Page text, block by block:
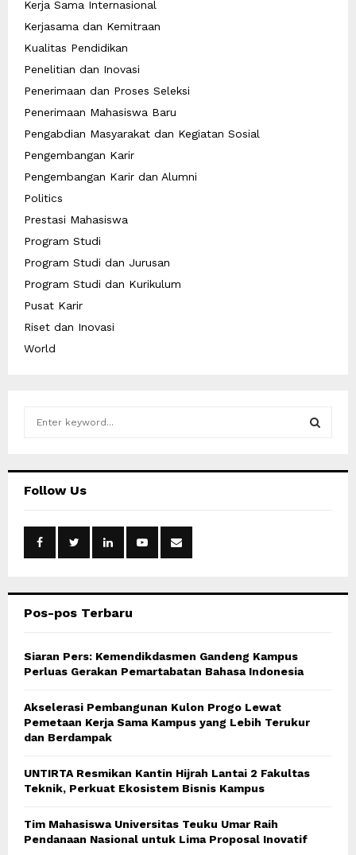
Kerja Sama Internasional
Kerjasama dan Kemitraan
Kualitas Pendidikan
Penelitian dan Inovasi
Penerimaan dan Proses Seleksi
Penerimaan Mahasiswa Baru
Pengabdian Masyarakat dan Kegiatan Sosial
Pengembangan Karir
Pengembangan Karir dan Alumni
Politics
Prestasi Mahasiswa
Program Studi
Program Studi dan Jurusan
Program Studi dan Kurikulum
Pusat Karir
Riset dan Inovasi
World
hFollow Us
Pos-pos Terbaru
Siaran Pers: Kemendikdasmen Gandeng Kampus
Perluas Gerakan Pemartabatan Bahasa Indonesia
Akselerasi Pembangunan Kulon Progo Lewat
Pemetaan Kerja Sama Kampus yang Lebih Terukur
dan Berdampak
UNTIRTA Resmikan Kantin Hijrah Lantai 2 Fakultas
Teknik, Perkuat Ekosistem Bisnis Kampus
Tim Mahasiswa Universitas Teuku Umar Raih
Pendanaan Nasional untuk Lima Proposal Inovatif